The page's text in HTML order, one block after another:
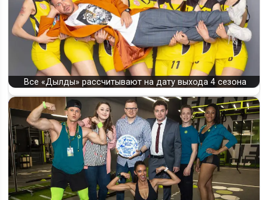
Все «Дылды» рассчитывают на дату выхода 4 сезона